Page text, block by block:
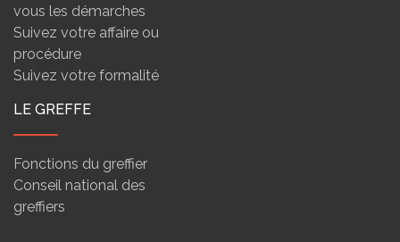
vous les démarches
Suivez votre affaire ou
procédure
Suivez votre formalité
LE GREFFE
Fonctions du greffier
Conseil national des
greffiers